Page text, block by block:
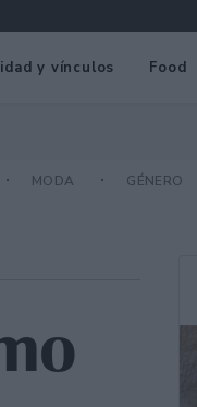
y vínculos Food
MODA GÉNERO